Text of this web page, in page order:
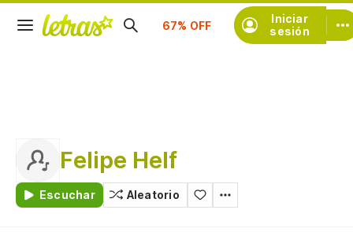
Iniciar
sesión
Suscríbete
Felipe Helf
Escuchar Aleatorio